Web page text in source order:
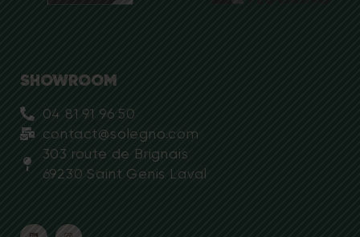
SHOWROOM
04 81 91 96 50
contact@solegno.com
303 route de Brignais
69230 Saint Genis Laval